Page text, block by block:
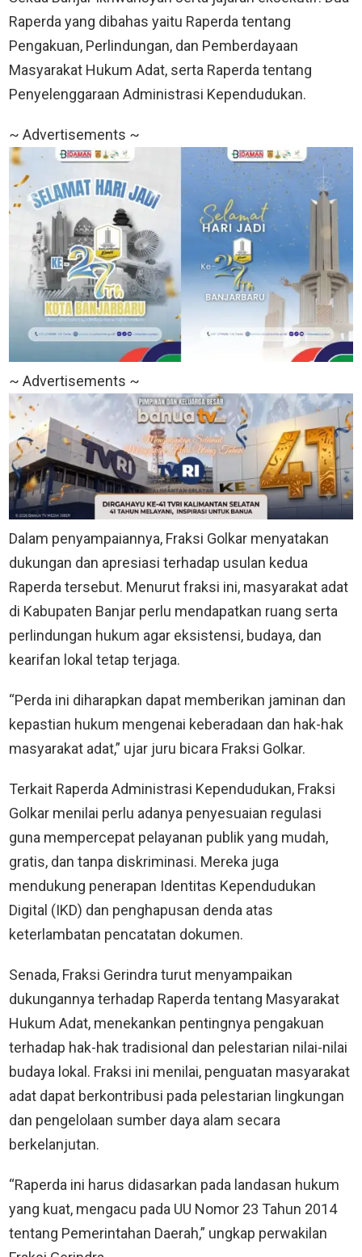
Raperda yang dibahas yaitu Raperda tentang
Pengakuan, Perlindungan, dan Pemberdayaan
Masyarakat Hukum Adat, serta Raperda tentang
Penyelenggaraan Administrasi Kependudukan.
~ Advertisements ~
~ Advertisements ~
Dalam penyampaiannya, Fraksi Golkar menyatakan
dukungan dan apresiasi terhadap usulan kedua
Raperda tersebut. Menurut fraksi ini, masyarakat adat
di Kabupaten Banjar perlu mendapatkan ruang serta
perlindungan hukum agar eksistensi, budaya, dan
kearifan lokal tetap terjaga.
“Perda ini diharapkan dapat memberikan jaminan dan
kepastian hukum mengenai keberadaan dan hak-hak
masyarakat adat,” ujar juru bicara Fraksi Golkar.
Terkait Raperda Administrasi Kependudukan, Fraksi
Golkar menilai perlu adanya penyesuaian regulasi
guna mempercepat pelayanan publik yang mudah,
gratis, dan tanpa diskriminasi. Mereka juga
mendukung penerapan Identitas Kependudukan
Digital (IKD) dan penghapusan denda atas
keterlambatan pencatatan dokumen.
Senada, Fraksi Gerindra turut menyampaikan
dukungannya terhadap Raperda tentang Masyarakat
Hukum Adat, menekankan pentingnya pengakuan
terhadap hak-hak tradisional dan pelestarian nilai-nilai
budaya lokal. Fraksi ini menilai, penguatan masyarakat
adat dapat berkontribusi pada pelestarian lingkungan
dan pengelolaan sumber daya alam secara
berkelanjutan.
“Raperda ini harus didasarkan pada landasan hukum
yang kuat, mengacu pada UU Nomor 23 Tahun 2014
tentang Pemerintahan Daerah,” ungkap perwakilan